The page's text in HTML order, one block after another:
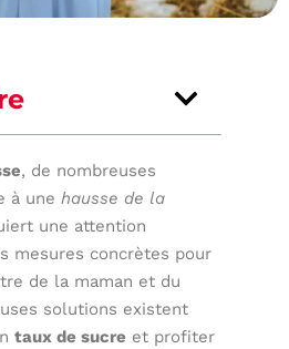
, de nombreuses
à unehausse de la
une attention
mesures concrètes pour
de la maman et du
solutions existent
taux de sucre et profiter